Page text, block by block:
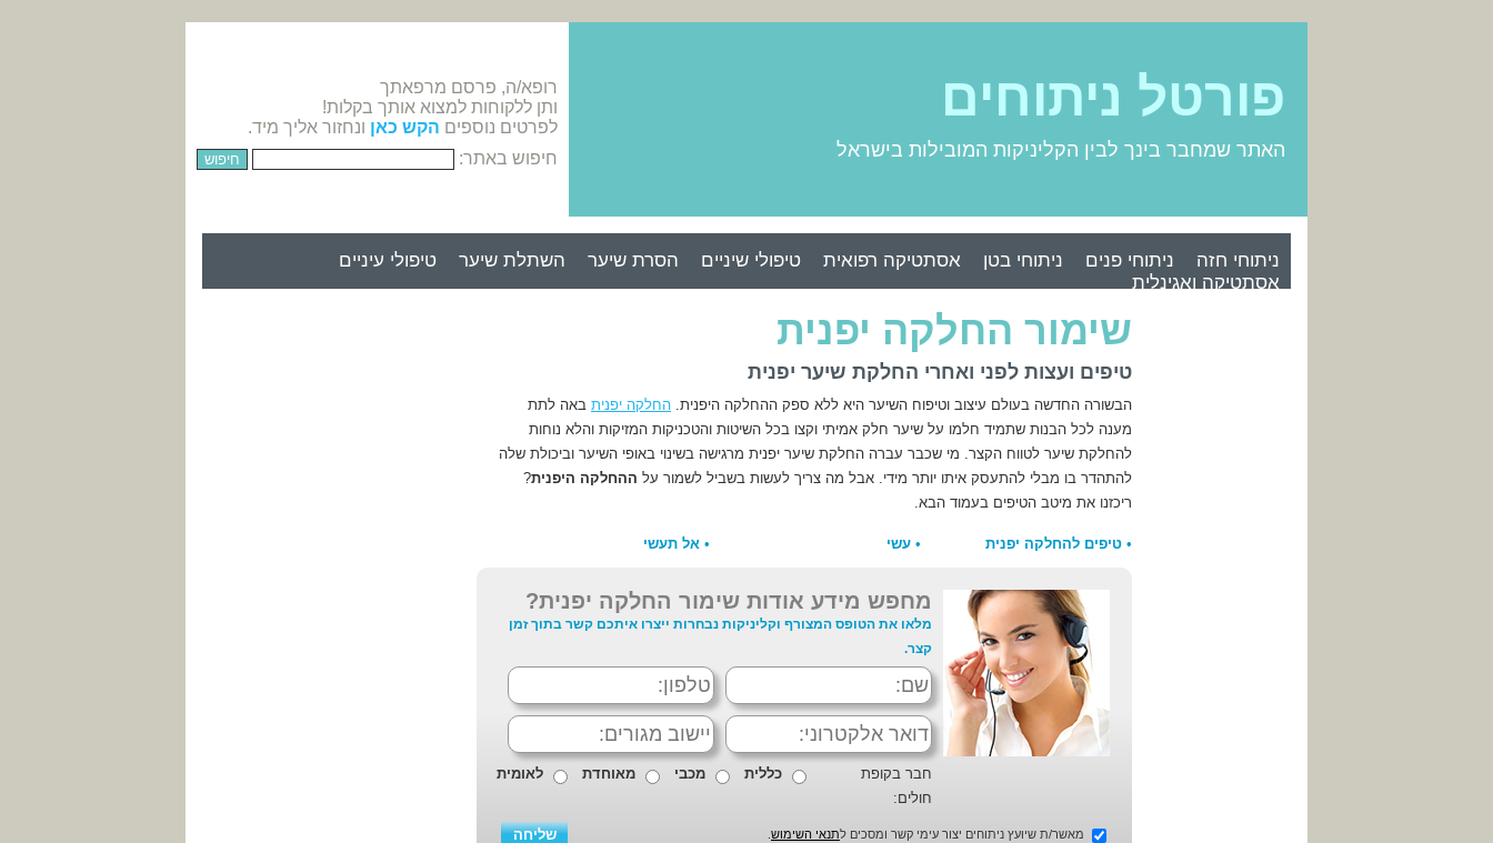
פורטל ניתוחים
האתר שמחבר בינך לבין הקליניקות המובילות בישראל
רופא/ה, פרסם מרפאתך
ותן ללקוחות למצוא אותך בקלות!
לפרטים נוספים הקש כאן ונחזור אליך מיד.
חיפוש באתר:
ניתוחי חזה ניתוחי פנים ניתוחי בטן אסתטיקה רפואית טיפולי שיניים הסרת שיער השתלת שיער
טיפולי עיניים
אסתטיקה ואגינלית
שימור החלקה יפנית
טיפים ועצות לפני ואחרי החלקת שיער יפנית
הבשורה החדשה בעולם עיצוב וטיפוח השיער היא ללא ספק ההחלקה היפנית. החלקה יפנית באה לתת
מענה לכל הבנות שתמיד חלמו על שיער חלק אמיתי וקצו בכל השיטות והטכניקות המזיקות והלא נוחות
להחלקת שיער לטווח הקצר. מי שכבר עברה החלקת שיער יפנית מרגישה בשינוי באופי השיער וביכולת שלה
להתהדר בו מבלי להתעסק איתו יותר מידי. אבל מה צריך לעשות בשביל לשמור על ההחלקה היפנית?
ריכזנו את מיטב הטיפים בעמוד הבא.
• טיפים להחלקה יפנית • עשי • אל תעשי
מחפש מידע אודות שימור החלקה יפנית?
מלאו את הטופס המצורף וקליניקות נבחרות ייצרו איתכם קשר בתוך זמן
קצר.
חבר בקופת
חולים:
כללית מכבי מאוחדת לאומית
מאשר/ת שיועץ ניתוחים יצור עימי קשר ומסכים לתנאי השימוש